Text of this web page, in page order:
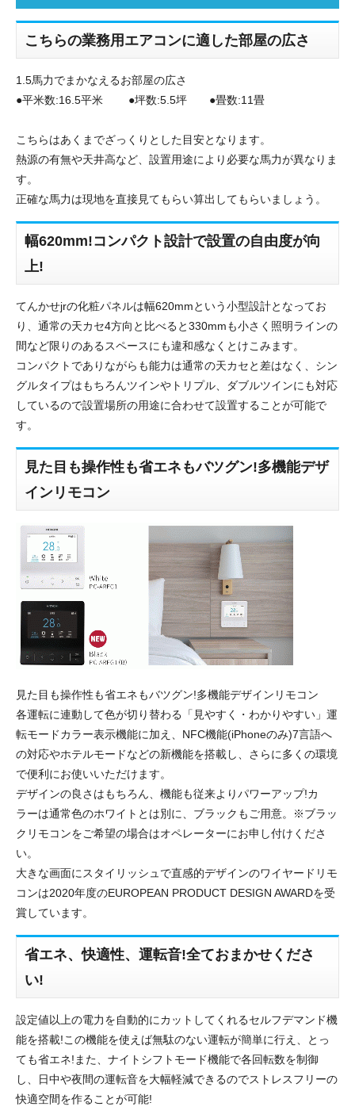
こちらの業務用エアコンに適した部屋の広さ
1.5馬力でまかなえるお部屋の広さ
●平米数:16.5平米 ●坪数:5.5坪 ●畳数:11畳
こちらはあくまでざっくりとした目安となります。
熱源の有無や天井高など、設置用途により必要な馬力が異なりま
す。
正確な馬力は現地を直接見てもらい算出してもらいましょう。
幅620mm!コンパクト設計で設置の自由度が向
上!
てんかせjrの化粧パネルは幅620mmという小型設計となってお
り、通常の天カセ4方向と比べると330mmも小さく照明ラインの
間など限りのあるスペースにも違和感なくとけこみます。
コンパクトでありながらも能力は通常の天カセと差はなく、シン
グルタイプはもちろんツインやトリプル、ダブルツインにも対応
しているので設置場所の用途に合わせて設置することが可能で
す。
見た目も操作性も省エネもバツグン!多機能デザ
インリモコン
見た目も操作性も省エネもバツグン!多機能デザインリモコン
各運転に連動して色が切り替わる「見やすく・わかりやすい」運
転モードカラー表示機能に加え、NFC機能(iPhoneのみ)7言語へ
の対応やホテルモードなどの新機能を搭載し、さらに多くの環境
で便利にお使いいただけます。
デザインの良さはもちろん、機能も従来よりパワーアップ!カ
ラーは通常色のホワイトとは別に、ブラックもご用意。※ブラッ
クリモコンをご希望の場合はオペレーターにお申し付けくださ
い。
大きな画面にスタイリッシュで直感的デザインのワイヤードリモ
コンは2020年度のEUROPEAN PRODUCT DESIGN AWARDを受
賞しています。
省エネ、快適性、運転音!全ておまかせくださ
い!
設定値以上の電力を自動的にカットしてくれるセルフデマンド機
能を搭載!この機能を使えば無駄のない運転が簡単に行え、とっ
ても省エネ!また、ナイトシフトモード機能で各回転数を制御
し、日中や夜間の運転音を大幅軽減できるのでストレスフリーの
快適空間を作ることが可能!